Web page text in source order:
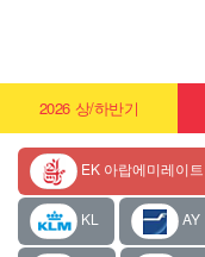
2026 상/하반기
EK 아랍에미레이트
KL AY